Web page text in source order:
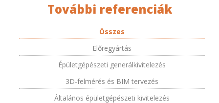
További referenciák
Összes
Előregyártás
Épületgépészeti generálkivitelezés
3D-felmérés és BIM tervezés
Általános épületgépészeti kivitelezés